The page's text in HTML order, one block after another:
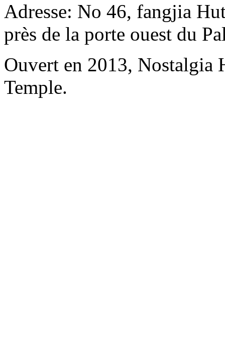
Adresse: No 46, fangjia
près de la porte ouest du
Ouvert en 2013, Nostalgia
Temple.